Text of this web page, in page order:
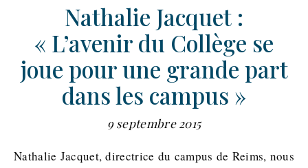
Nathalie Jacquet :
« L’avenir du Collège se
joue pour une grande part
dans les campus »
9 septembre 2015
Nathalie Jacquet, directrice du campus de Reims, nous